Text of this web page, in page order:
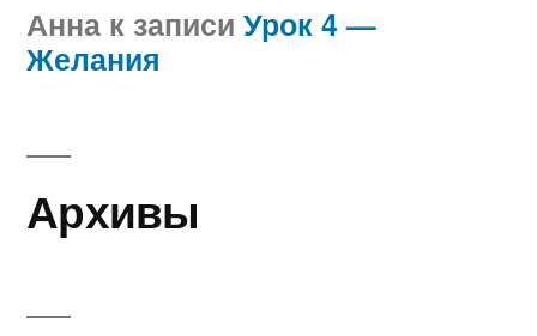
Анна к записи Урок 4 —
Желания
Архивы